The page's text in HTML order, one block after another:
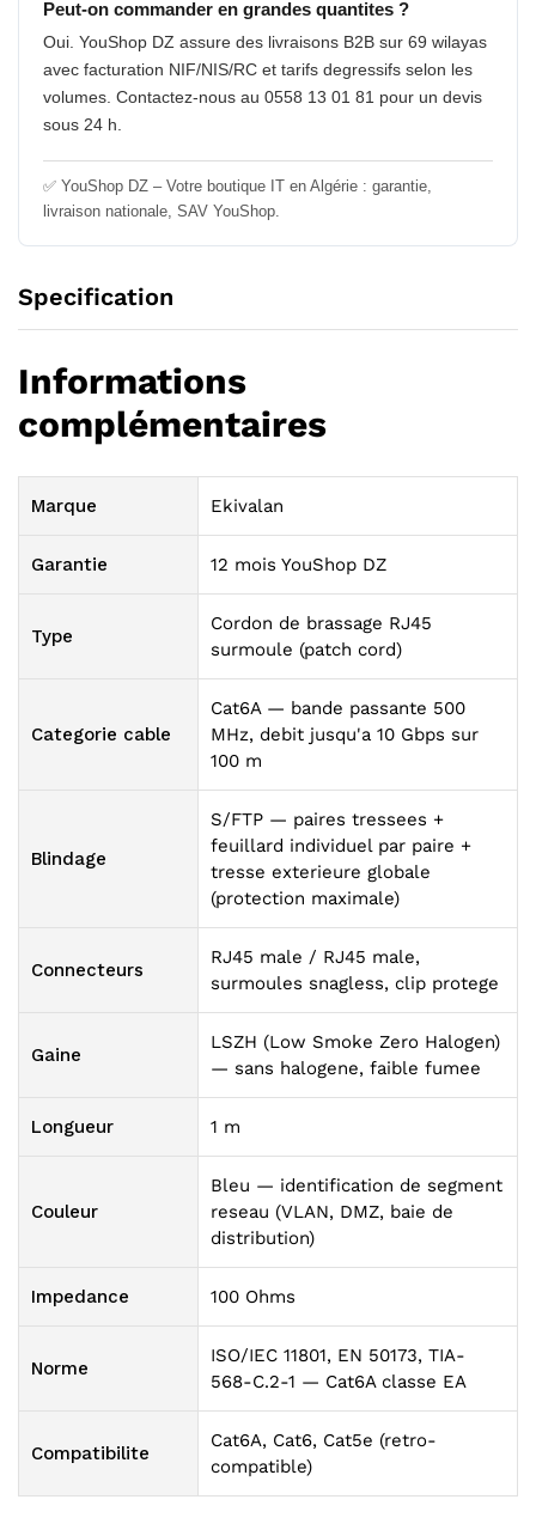
Peut-on commander en grandes quantites ?
Oui. YouShop DZ assure des livraisons B2B sur 69 wilayas
avec facturation NIF/NIS/RC et tarifs degressifs selon les
volumes. Contactez-nous au 0558 13 01 81 pour un devis
sous 24 h.
✅ YouShop DZ – Votre boutique IT en Algérie : garantie,
livraison nationale, SAV YouShop.
Specification
Informations
complémentaires
Marque Ekivalan
Garantie 12 mois YouShop DZ
Type
Cordon de brassage RJ45
surmoule (patch cord)
Categorie cable
Cat6A — bande passante 500
MHz, debit jusqu'a 10 Gbps sur
100 m
Blindage
S/FTP — paires tressees +
feuillard individuel par paire +
tresse exterieure globale
(protection maximale)
Connecteurs
RJ45 male / RJ45 male,
surmoules snagless, clip protege
Gaine
LSZH (Low Smoke Zero Halogen)
— sans halogene, faible fumee
Longueur 1 m
Couleur
Bleu — identification de segment
reseau (VLAN, DMZ, baie de
distribution)
Impedance 100 Ohms
Norme
ISO/IEC 11801, EN 50173, TIA-
568-C.2-1 — Cat6A classe EA
Compatibilite
Cat6A, Cat6, Cat5e (retro-
compatible)